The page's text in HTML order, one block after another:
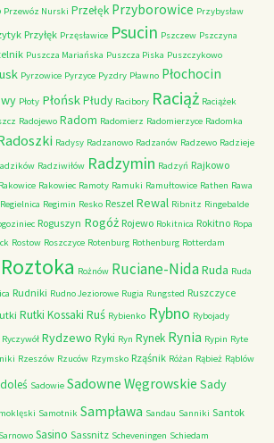
Przewóz Nurski Przełęk Przyborowice Przybysław
Przyłęk Przęsławice Psucin Pszczew Pszczyna
Puszcza Mariańska Puszcza Piska Puszczykowo
Pyrzowice Pyrzyce Pyzdry Pławno Płochocin
Płoty PłońskPłudy Racibory Raciąż Raciążek
Radojewo Radom Radomierz Radomierzyce Radomka
Radysy Radzanowo Radzanów Radzewo Radzieje
Radziwiłów Radzymin Radzyń Rajkowo
Rakowice Rakowiec Ramoty Ramuki Ramułtowice Rathen Rawa
Regielnica Regimin Resko Reszel Rewal Ribnitz Ringebalde
Roguszyn Rogóż Rojewo Rokitnica Rokitno Ropa
Rostow Roszczyce Rotenburg Rothenburg Rotterdam
Roztoka Rożnów Ruciane-NidaRuda Ruda
Rudniki Rudno Jeziorowe Rugia Rungsted Ruszczyce
Rutki Kossaki Ruś Rybienko Rybno Rybojady
Ryczywół Rydzewo Ryki Ryn Rynek Rynia Rypin Ryte
Rzeszów Rzuców Rzymsko Rząśnik Różan Rąbież Rąblów
Sadowie Sadowne Węgrowskie Sady
Samotnik Sampława Sandau Sanniki Santok
Sarnowo Sasino Sassnitz Scheveningen Schiedam